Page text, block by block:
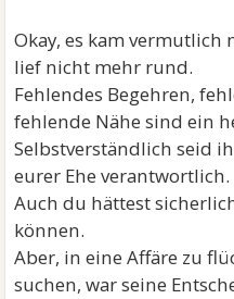
Okay, es kam vermutlich
lief nicht mehr rund.
Fehlendes Begehren,
fehlende Nähe sind ein
Selbstverständlich seid
eurer Ehe verantwortlich.
Auch du hättest
können.
Aber, in eine Affäre zu
suchen, war seine